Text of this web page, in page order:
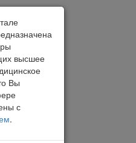
высшее
Вы
с
.